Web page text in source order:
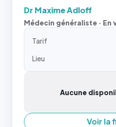
Dr Maxime Adloff
Médecin généraliste · En
Tarif
Lieu
Aucune
Voir la